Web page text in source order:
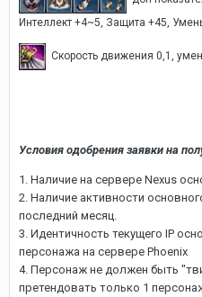
Интеллект +4~5, Защита +45,
Скорость движения 0,1,
Условия одобрения заявки на
1. Наличие на сервере Nexus
2. Наличие активности
последний месяц.
3. Идентичность текущего IP
персонажа на сервере Phoenix
4. Персонаж не должен быть
претендовать только 1